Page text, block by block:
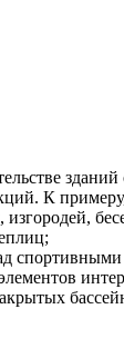
К
изгородей,